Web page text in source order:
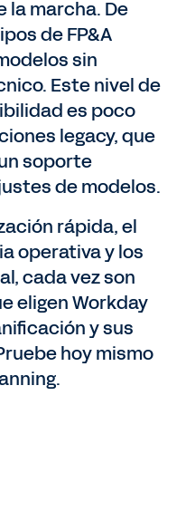
la marcha. De
de FP&A
sin
Este nivel de
es poco
legacy, que
soporte
de modelos.
rápida, el
operativa y los
cada vez son
eligen Workday
y sus
hoy mismo